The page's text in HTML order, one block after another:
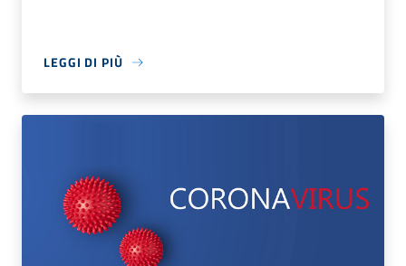
LEGGI DI PIÙ